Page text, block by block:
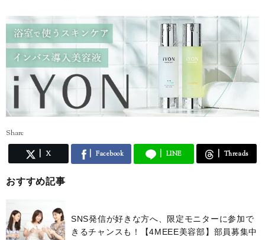
Share
X Facebook LINE Threads
おすすめ記事
SNS発信が好きな方へ、限定モニターに参加で
きるチャンスも！【4MEEE美容部】部員募集中